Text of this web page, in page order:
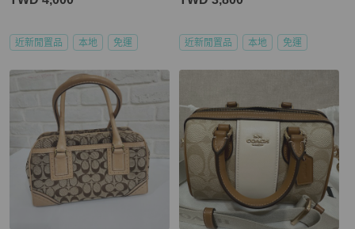
近新閒置品 本地 免運 近新閒置品 本地 免運